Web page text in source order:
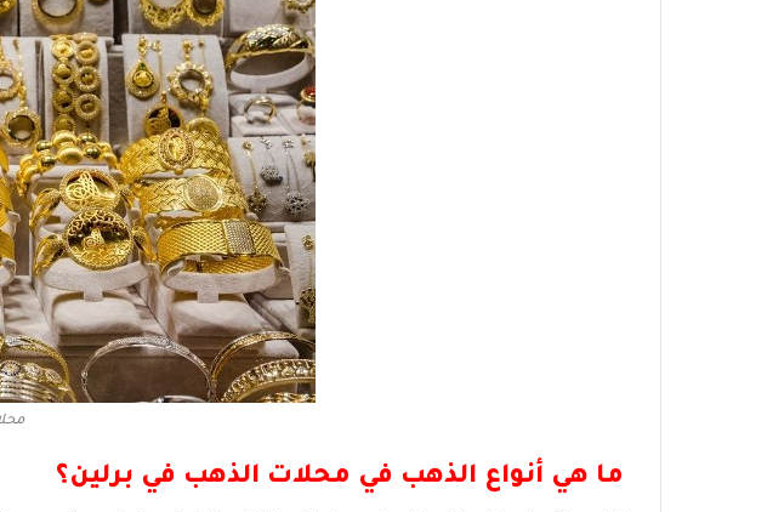
ما هي أنواع الذهب في محلات الذهب في برلين؟